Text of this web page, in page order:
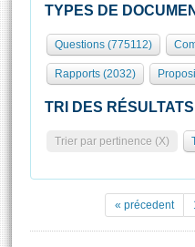
Présidence
577 députés
Groupes politiques
Séance publique
Commissions et
Europe et
Pétitions
Rôle et pouvoirs de
Organisation de
Présidence Conférence
Statistiques et
Documents de
( Constitution | Règlement
Visiter l'Assemblée
Visite virtuelle du
Assister à une séance
La Bibliothèque
TYPES DE
Questions (775112)
Rapports (2032)
TRI DES RÉSULTATS
Trier par pertinence (X)
« précedent